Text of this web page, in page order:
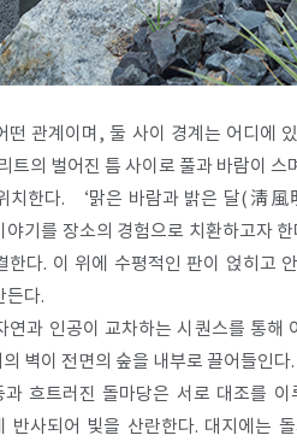
떤 관계이며, 둘 사이 경계는 어디에
트의 벌어진 틈 사이로 풀과 바람이
치한다. ‘맑은 바람과 밝은 달(淸風
야기를 장소의 경험으로 치환하고자
한다. 이 위에 수평적인 판이 얹히고
든다.
연과 인공이 교차하는 시퀀스를 통
벽이 전면의 숲을 내부로 끌어들인
과 흐트러진 돌마당은 서로 대조를
반사되어 빛을 산란한다. 대지에는